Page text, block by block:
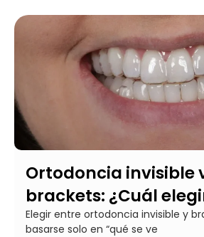
Ortodoncia invisible
brackets: ¿Cuál
Elegir entre ortodoncia invisible y
basarse solo en “qué se ve